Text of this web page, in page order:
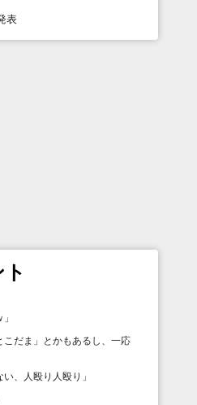
表
」
こだま」とかもあるし、一応
、人殴り人殴り 」